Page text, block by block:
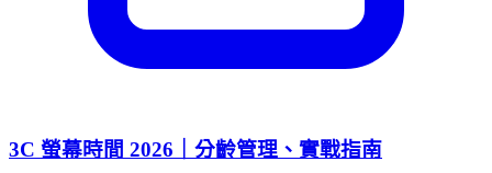
3C 螢幕時間 2026｜分齡管理、實戰指南